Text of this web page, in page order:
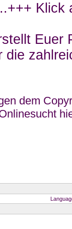
Klick
Euer
die
dem